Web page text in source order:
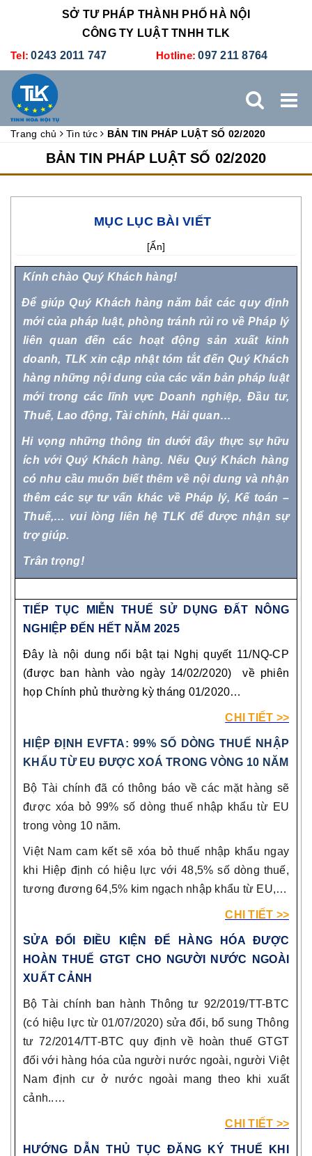
SỞ TƯ PHÁP THÀNH PHỐ HÀ NỘI
CÔNG TY LUẬT TNHH TLK
Tel: 0243 2011 747 Hotline: 097 211 8764
ĐÀO TẠO TUYỂN DỤNG
Trang chủ Tin tức BẢN TIN PHÁP LUẬT SỐ 02/2020
BẢN TIN PHÁP LUẬT SỐ 02/2020
MỤC LỤC BÀI VIẾT
[Ẩn]
Kính chào Quý Khách hàng!
Để giúp Quý Khách hàng năm bắt các quy định
mới của pháp luật, phòng tránh rủi ro về Pháp lý
liên quan đến các hoạt động sản xuất kinh
doanh, TLK xin cập nhật tóm tắt đến Quý Khách
hàng những nội dung của các văn bản pháp luật
mới trong các lĩnh vực Doanh nghiệp, Đầu tư,
Thuế, Lao động, Tài chính, Hải quan…
Hi vọng những thông tin dưới đây thực sự hữu
ích với Quý Khách hàng. Nếu Quý Khách hàng
có nhu cầu muốn biết thêm về nội dung và nhận
thêm các sự tư vấn khác về Pháp lý, Kế toán –
Thuế,… vui lòng liên hệ TLK để được nhận sự
trợ giúp.
Trân trọng!
TIẾP TỤC MIỄN THUẾ SỬ DỤNG ĐẤT NÔNG
NGHIỆP ĐẾN HẾT NĂM 2025
Đây là nội dung nổi bật tại Nghị quyết 11/NQ-CP
(được ban hành vào ngày 14/02/2020) về phiên
họp Chính phủ thường kỳ tháng 01/2020…
CHI TIẾT >>
HIỆP ĐỊNH EVFTA: 99% SỐ DÒNG THUẾ NHẬP
KHẨU TỪ EU ĐƯỢC XOÁ TRONG VÒNG 10 NĂM
Bộ Tài chính đã có thông báo về các mặt hàng sẽ
được xóa bỏ 99% số dòng thuế nhập khẩu từ EU
trong vòng 10 năm.
Việt Nam cam kết sẽ xóa bỏ thuế nhập khẩu ngay
khi Hiệp định có hiệu lực với 48,5% số dòng thuế,
tương đương 64,5% kim ngạch nhập khẩu từ EU,…
CHI TIẾT >>
SỬA ĐỔI ĐIỀU KIỆN ĐỂ HÀNG HÓA ĐƯỢC
HOÀN THUẾ GTGT CHO NGƯỜI NƯỚC NGOÀI
XUẤT CẢNH
Bộ Tài chính ban hành Thông tư 92/2019/TT-BTC
(có hiệu lực từ 01/07/2020) sửa đổi, bổ sung Thông
tư 72/2014/TT-BTC quy định về hoàn thuế GTGT
đối với hàng hóa của người nước ngoài, người Việt
Nam định cư ở nước ngoài mang theo khi xuất
cảnh..…
CHI TIẾT >>
HƯỚNG DẪN THỦ TỤC ĐĂNG KÝ THUẾ KHI